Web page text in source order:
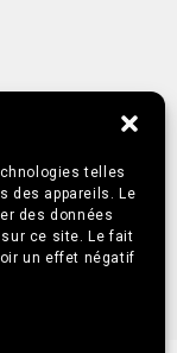
telles
des appareils. Le
des données
ce site. Le fait
un effet négatif